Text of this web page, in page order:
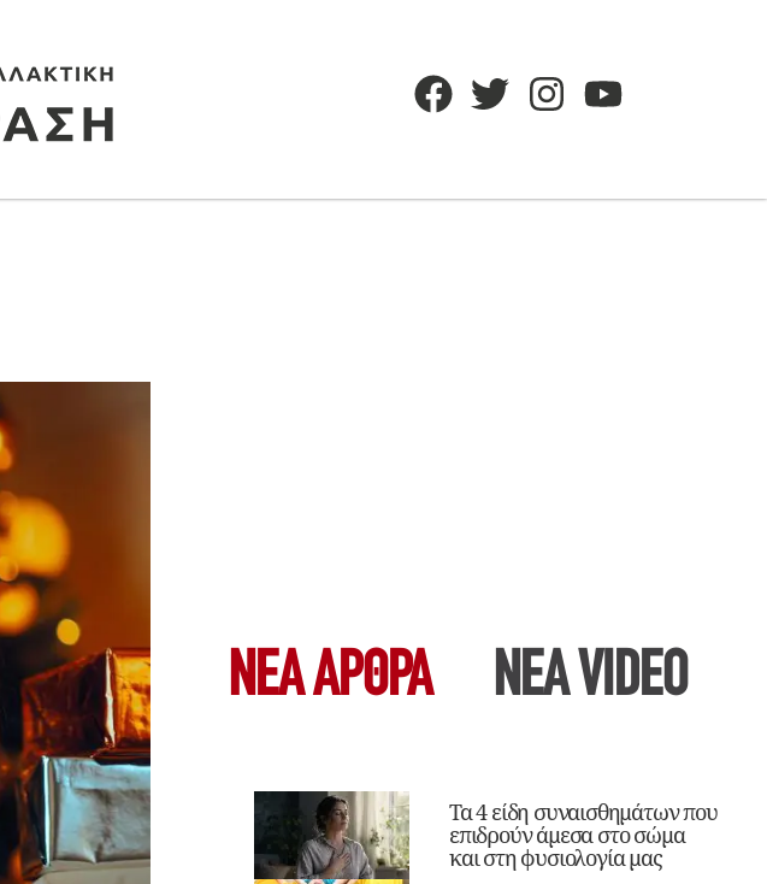
ΝΕΑ ΆΡΘΡΑ ΝΕΑ VIDEO
Τα 4 είδη συναισθημάτων που
επιδρούν άμεσα στο σώμα
και στη φυσιολογία μας